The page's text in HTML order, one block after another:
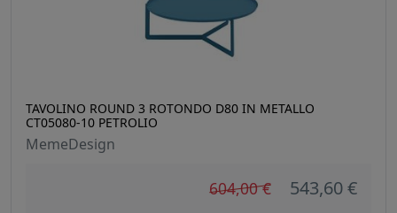
TAVOLINO ROUND 3 ROTONDO D80 IN METALLO
CT05080-10 PETROLIO
MemeDesign
604,00 € 543,60 €